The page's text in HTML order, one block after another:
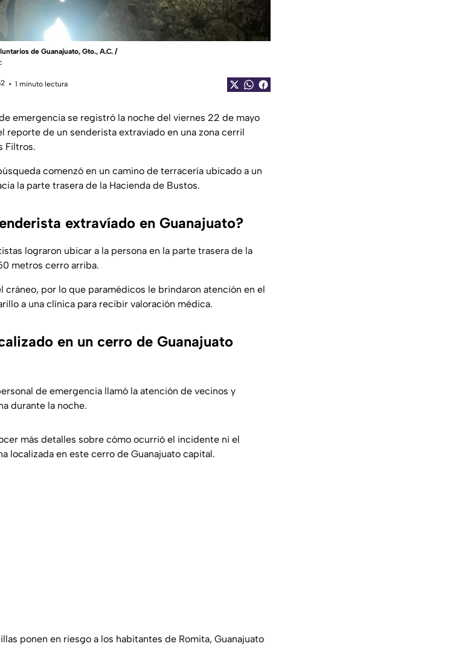
de Guanajuato, Gto., A.C. /
1 minuto lectura
emergencia se registró la noche del viernes 22 de mayo
reporte de un senderista extraviado en una zona cerril
Filtros.
comenzó en un camino de terracería ubicado a un
la parte trasera de la Hacienda de Bustos.
extravíado en Guanajuato?
lograron ubicar a la persona en la parte trasera de la
metros cerro arriba.
cráneo, por lo que paramédicos le brindaron atención en el
a una clínica para recibir valoración médica.
en un cerro de Guanajuato
de emergencia llamó la atención de vecinos y
durante la noche.
más detalles sobre cómo ocurrió el incidente ni el
localizada en este cerro de Guanajuato capital.
ponen en riesgo a los habitantes de Romita, Guanajuato